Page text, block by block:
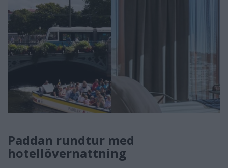
Paddan rundtur med
hotellövernattning